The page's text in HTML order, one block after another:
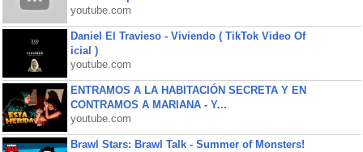
youtube.com
Daniel El Travieso - Viviendo ( TikTok Video Of
icial )
youtube.com
ENTRAMOS A LA HABITACIÓN SECRETA Y EN
CONTRAMOS A MARIANA - Y...
youtube.com
Brawl Stars: Brawl Talk - Summer of Monsters!